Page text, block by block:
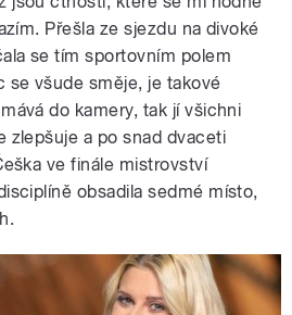
Přešla ze sjezdu na divoké
se tím sportovním polem
se všude směje, je takové
do kamery, tak jí všichni
zlepšuje a po snad dvaceti
ve finále mistrovství
obsadila sedmé místo,